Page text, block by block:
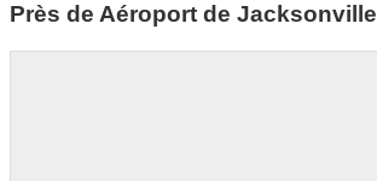
Près de Aéroport de Jacksonville